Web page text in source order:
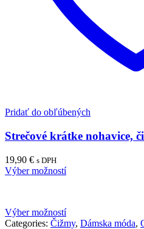
Pridať do obľúbených
Strečové krátke nohavice,
19,90 € s DPH
Výber možností
Výber možností
Categories: Čižmy, Dámska móda,